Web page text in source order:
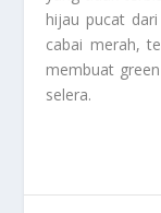
hijau pucat
cabai merah,
membuat
selera.